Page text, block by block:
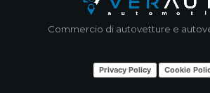
Commercio di autovetture e
Privacy Policy Cookie